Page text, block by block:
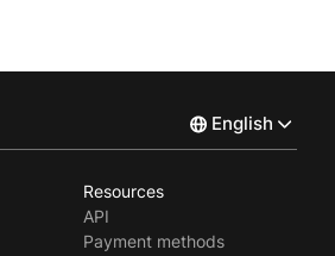
English
Svenska
Resources
API
Payment methods